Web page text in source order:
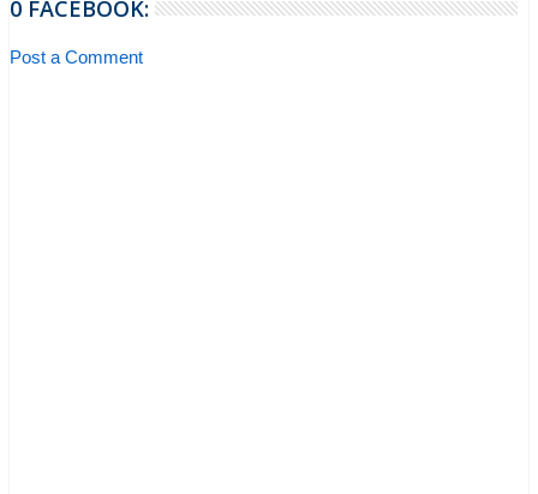
0 FACEBOOK:
Post a Comment